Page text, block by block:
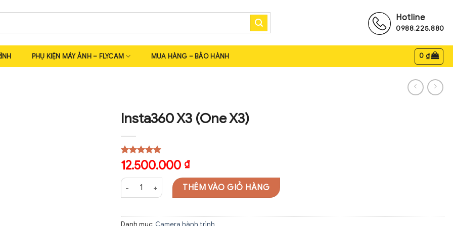
Hotline
0988.225.880
PHỤ KIỆN MÁY ẢNH – FLYCAM MUA HÀNG – BẢO HÀNH 0 ₫
Insta360 X3 (One X3)
5.00trên 5
dựa trên
1
đánh giá
12.500.000 ₫
Insta360 X3 (One X3) số lượngTHÊM VÀO GIỎ HÀNG